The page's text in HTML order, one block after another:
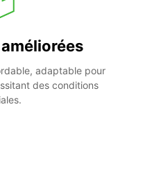
adaptable pour
des conditions